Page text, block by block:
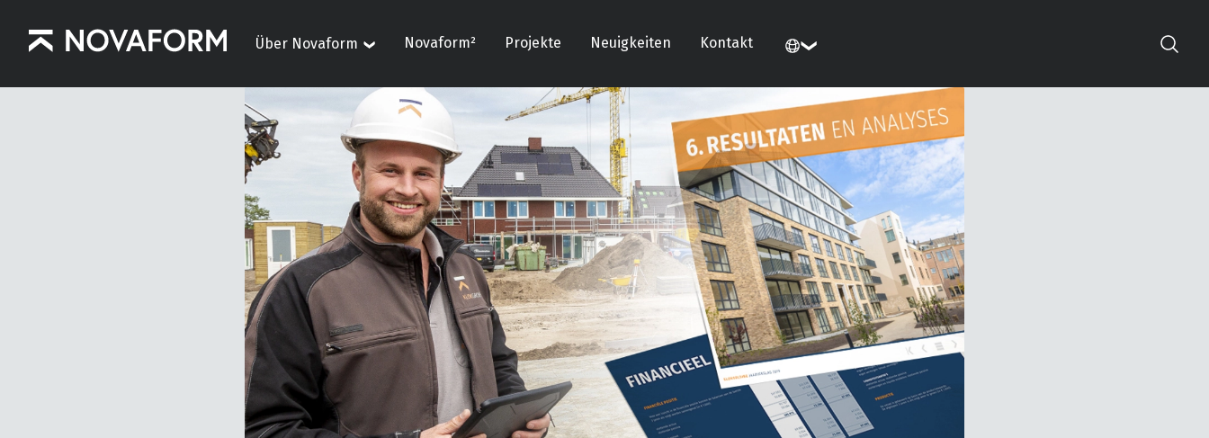
Über Novaform Novaform² Projekte Neuigkeiten Kontakt Suchen